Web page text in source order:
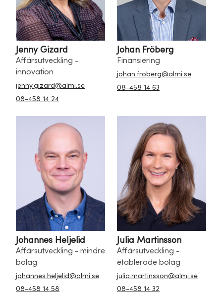
Jenny Gizard
Affärsutveckling -
innovation
jenny.gizard@almi.se
08-458 14 24
Johan Fröberg
Finansiering
johan.froberg@almi.se
08-458 14 63
Johannes Heljelid
Affärsutveckling - mindre
bolag
johannes.heljelid@almi.se
08-458 14 58
Julia Martinsson
Affärsutveckling -
etablerade bolag
julia.martinsson@almi.se
08-458 14 32